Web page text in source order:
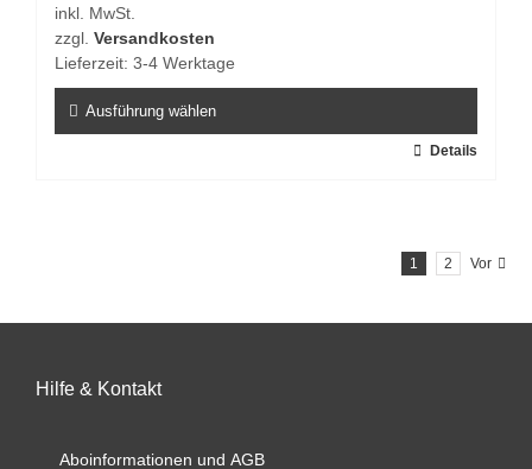
auf
der
gewählt
werden
inkl. MwSt.
zzgl. Versandkosten
Lieferzeit: 3-4 Werktage
Ausführung wählen
Die
können
Details
1 2 Vor
Hilfe & Kontakt
Aboinformationen und AGB